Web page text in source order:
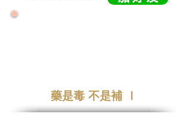
藥是毒 不是補 Ⅰ